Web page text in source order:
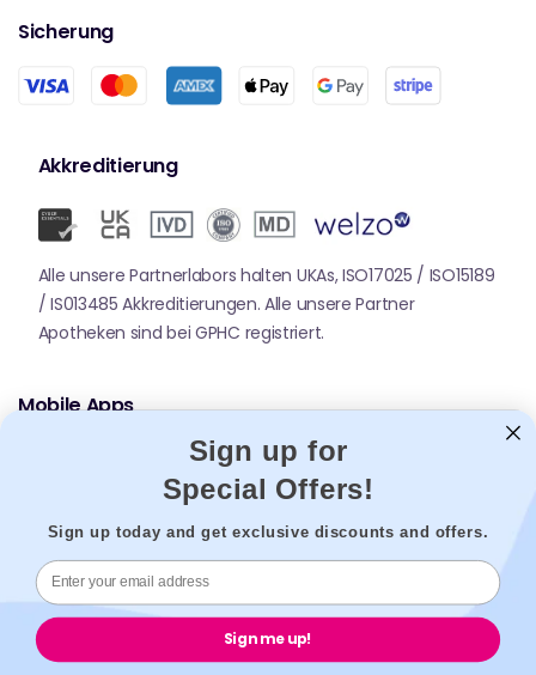
Sicherung
Akkreditierung
Alle unsere Partnerlabors halten UKAs, ISO17025 / ISO15189
/ IS013485 Akkreditierungen. Alle unsere Partner
Apotheken sind bei GPHC registriert.
Mobile Apps
© 2026,
Sign up for
Special Offers!
Sign up today and get exclusive discounts and offers.
Sign me up!